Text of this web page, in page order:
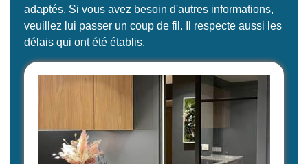
adaptés. Si vous avez besoin d'autres informations,
veuillez lui passer un coup de fil. Il respecte aussi les
délais qui ont été établis.